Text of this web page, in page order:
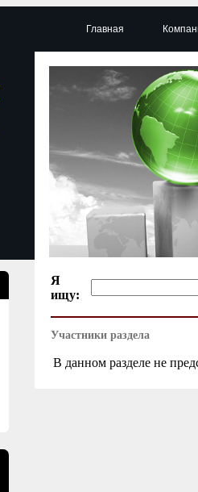
Главная
Я
ищу:
Участники раздела
В данном разделе не